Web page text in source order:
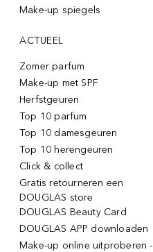
Make-up spiegels
ACTUEEL
Zomer parfum
Make-up met SPF
Herfstgeuren
Top 10 parfum
Top 10 damesgeuren
Top 10 herengeuren
Click & collect
Gratis retourneren een
DOUGLAS store
DOUGLAS Beauty Card
DOUGLAS APP downloaden
Make-up online uitproberen -